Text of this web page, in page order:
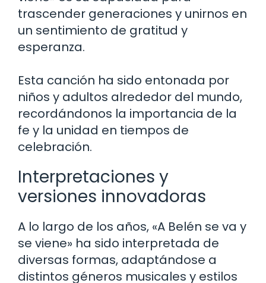
trascender generaciones y unirnos en
un sentimiento de gratitud y
esperanza.
Esta canción ha sido entonada por
niños y adultos alrededor del mundo,
recordándonos la importancia de la
fe y la unidad en tiempos de
celebración.
Interpretaciones y
versiones innovadoras
A lo largo de los años, «A Belén se va y
se viene» ha sido interpretada de
diversas formas, adaptándose a
distintos géneros musicales y estilos